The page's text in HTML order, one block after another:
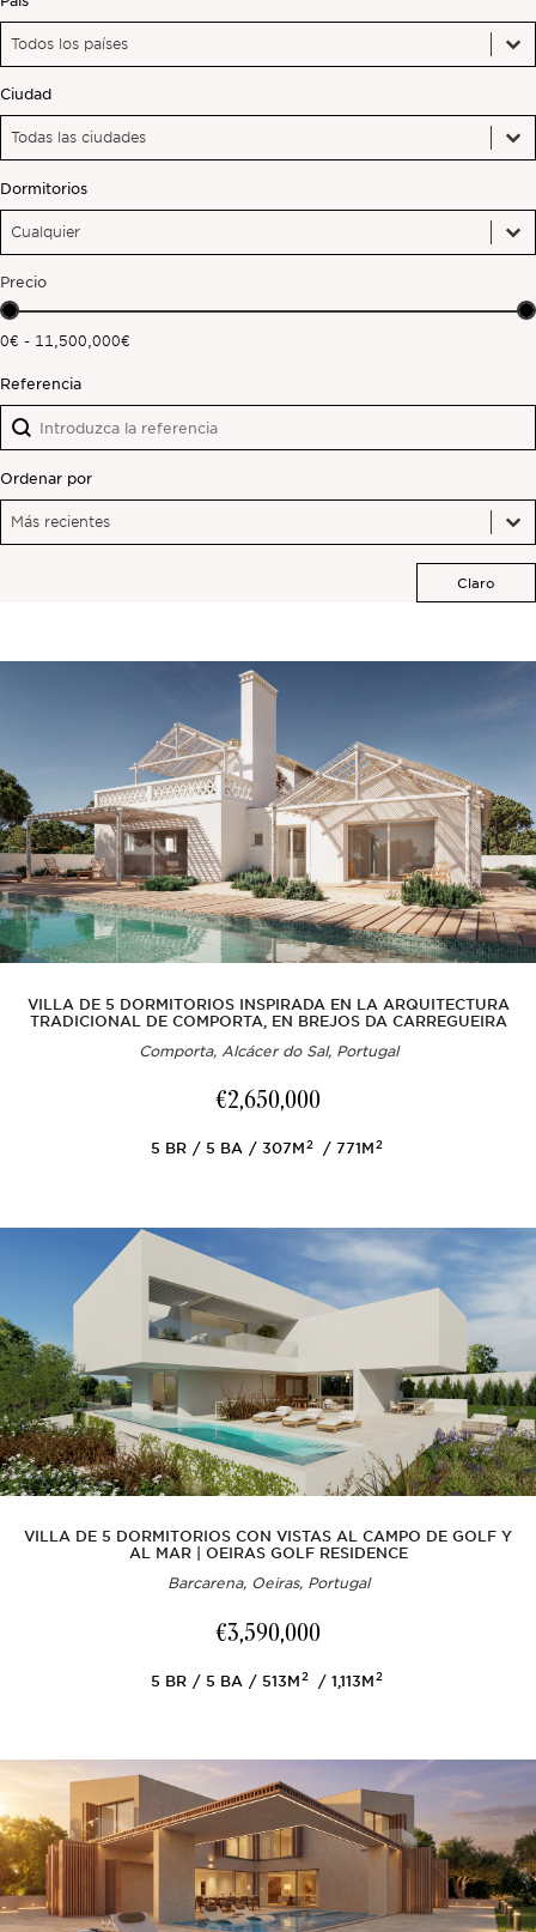
País
País
País
Ciudad
Ciudad
Ciudad
Ciudad
Dormitorios
Dormitorios
Dormitorios
Dormitorios
Precio
Precio
0€ - 11,500,000€
Referencia
Referencia
Referencia
Ordenar por
Ordenar por
Ordenar por
Más recientes
Ordenar por
Claro
VILLA DE 5 DORMITORIOS INSPIRADA EN LA ARQUITECTURA
TRADICIONAL DE COMPORTA, EN BREJOS DA CARREGUEIRA
Comporta, Alcácer do Sal, Portugal
€2,650,000
5 BR 5 BA 307M2 771M2
VILLA DE 5 DORMITORIOS CON VISTAS AL CAMPO DE GOLF Y
AL MAR | OEIRAS GOLF RESIDENCE
Barcarena, Oeiras, Portugal
€3,590,000
5 BR 5 BA 513M2 1,113M2
Fuera del mercado
Todas las propiedades